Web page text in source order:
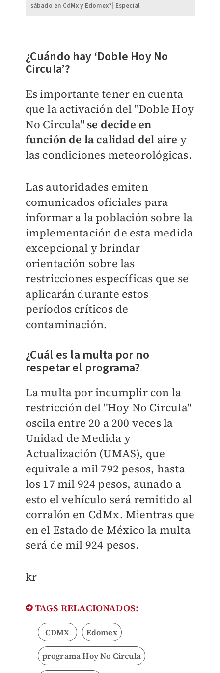
sábado en CdMx y Edomex?| Especial
​¿Cuándo hay ‘Doble Hoy No
Circula’?
Es importante tener en cuenta
que la activación del "Doble Hoy
No Circula"se decide en
función de la calidad del aire y
las condiciones meteorológicas.
Las autoridades emiten
comunicados oficiales para
informar a la población sobre la
implementación de esta medida
excepcional y brindar
orientación sobre las
restricciones específicas que se
aplicarán durante estos
períodos críticos de
contaminación.
¿Cuál es la multa por no
respetar el programa?
La multa por incumplir con la
restricción del "Hoy No Circula"
oscila entre 20 a 200 veces la
Unidad de Medida y
Actualización (UMAS), que
equivale a mil 792 pesos, hasta
los 17 mil 924 pesos, aunado a
esto el vehículo será remitido al
corralón en CdMx. Mientras que
en el Estado de México la multa
será de mil 924 pesos.
kr
TAGS RELACIONADOS:
CDMX Edomex
programa Hoy No Circula